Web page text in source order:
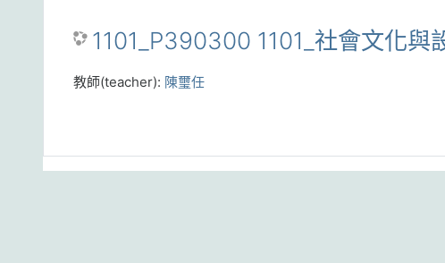
1101_P390300 1101_社會文化
教師(teacher): 陳璽任